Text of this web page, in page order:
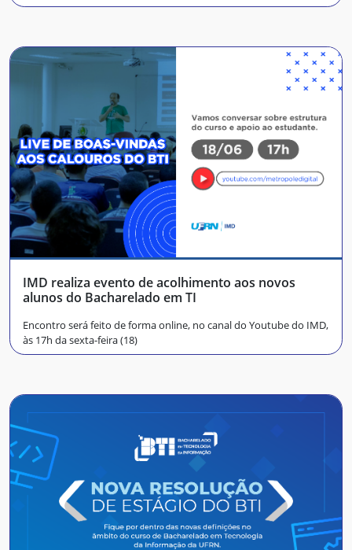
IMD realiza evento de acolhimento aos novos
alunos do Bacharelado em TI
Encontro será feito de forma online, no canal do Youtube do IMD,
às 17h da sexta-feira (18)